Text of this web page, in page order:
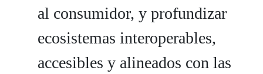
al consumidor, y profundizar
ecosistemas interoperables,
accesibles y alineados con las